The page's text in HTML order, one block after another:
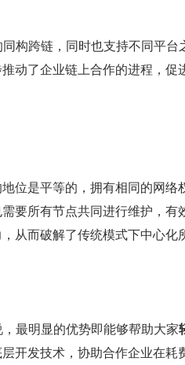
构跨链，同时也支持不同平台
动了企业链上合作的进程，促
位是平等的，拥有相同的网络
要所有节点共同进行维护，有
从而破解了传统模式下中心化
最明显的优势即能够帮助大家
层开发技术，协助合作企业在耗